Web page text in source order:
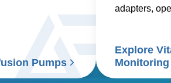
Pumps
adapters,
signs patient
Explore
Monitoring